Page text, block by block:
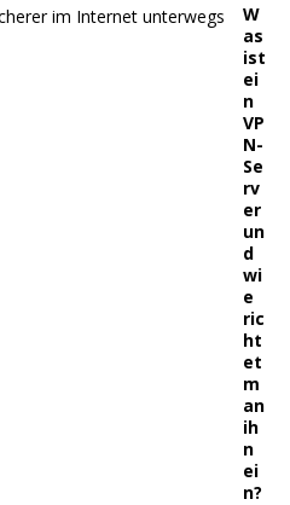
W
as
ist
ei
n
VP
N-
Se
rv
er
un
d
wi
e
ric
ht
et
m
an
ih
n
ei
n?